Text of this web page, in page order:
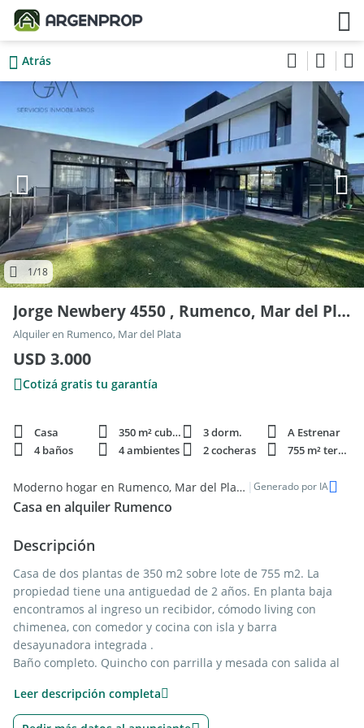
Atrás
1/18
Jorge Newbery 4550 , Rumenco, Mar del Plata, Mar Del Plata, Buenos Aires, Argentina.
Alquiler en Rumenco, Mar del Plata
USD 3.000
Cotizá gratis tu garantía
Casa 350 m² cubie. 3 dorm.
A Estrenar
4 baños
4 ambientes 2 cocheras 755 m² terren.
Moderno hogar en Rumenco, Mar del Plata - Disponible en Alquiler | Generado por IA
Casa en alquiler Rumenco
Descripción
Casa de dos plantas de 350 m2 sobre lote de 755 m2. La
propiedad tiene una antiguedad de 2 años. En planta baja
encontramos al ingreso un recibidor, cómodo living con
chimenea, con comedor y cocina con isla y barra
desayunadora integrada .
Baño completo. Quincho con parrilla y mesada con salida al
Garage para dos autos con persiana automática.
En planta alta se desarrollan los tres dormitorios, dos en
Leer descripción completa